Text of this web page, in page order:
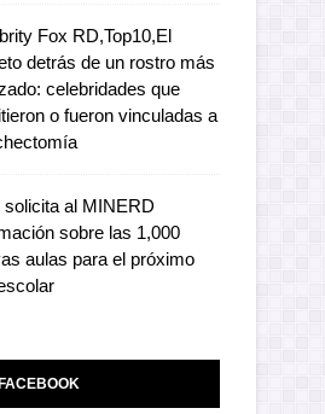
Fox RD,Top10,El
detrás de un rostro más
celebridades que
o fueron vinculadas a
solicita al MINERD
sobre las 1,000
aulas para el próximo
FACEBOOK